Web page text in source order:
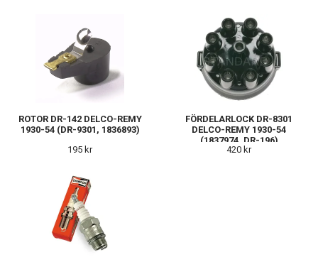
ROTOR DR-142 DELCO-REMY
1930-54 (DR-9301, 1836893)
195 kr
FÖRDELARLOCK DR-8301
DELCO-REMY 1930-54
(1837974, DR-196)
420 kr